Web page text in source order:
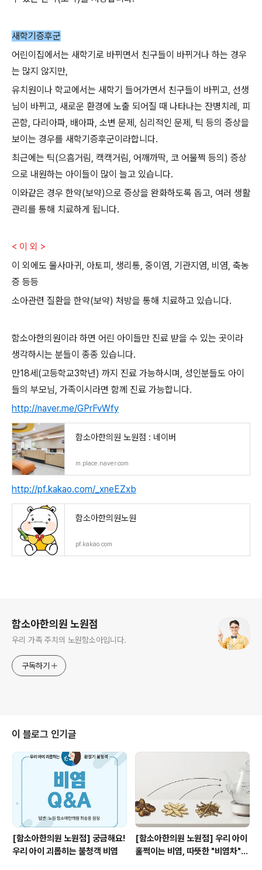
새학기증후군
어린이집에서는 새학기로 바뀌면서 친구들이 바뀌거나 하는 경우
는 많지 않지만,
유치원이나 학교에서는 새학기 들어가면서 친구들이 바뀌고, 선생
님이 바뀌고, 새로운 환경에 노출 되어질 때 나타나는 잔병치레, 피
곤함, 다리아파, 배아파, 소변 문제, 심리적인 문제, 틱 등의 증상을
보이는 경우를 새학기증후군이라합니다.
최근에는 틱(으흠거림, 캑캑거림, 어깨까딱, 코 어물쩍 등의) 증상
으로 내원하는 아이들이 많이 늘고 있습니다.
이와같은 경우 한약(보약)으로 증상을 완화하도록 돕고, 여러 생활
관리를 통해 치료하게 됩니다.
< 이 외 >
이 외에도 물사마귀, 아토피, 생리통, 중이염, 기관지염, 비염, 축농
증 등등
소아관련 질환을 한약(보약) 처방을 통해 치료하고 있습니다.
함소아한의원이라 하면 어린 아이들만 진료 받을 수 있는 곳이라
생각하시는 분들이 종종 있습니다.
만18세(고등학교3학년) 까지 진료 가능하시며, 성인분들도 아이
들의 부모님, 가족이시라면 함께 진료 가능합니다.
http://naver.me/GPrFvWfy
함소아한의원 노원점 : 네이버
m.place.naver.com
http://pf.kakao.com/_xneEZxb
함소아한의원노원
pf.kakao.com
함소아한의원 노원점
우리 가족 주치의 노원함소아입니다.
구독하기
이 블로그 인기글
[함소아한의원 노원점] 궁금해요!
우리 아이 괴롭히는 불청객 비염
[함소아한의원 노원점] 우리 아이
훌쩍이는 비염, 따뜻한 "비염차"로